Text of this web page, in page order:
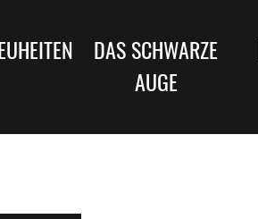
DAS SCHWARZE
AUGE